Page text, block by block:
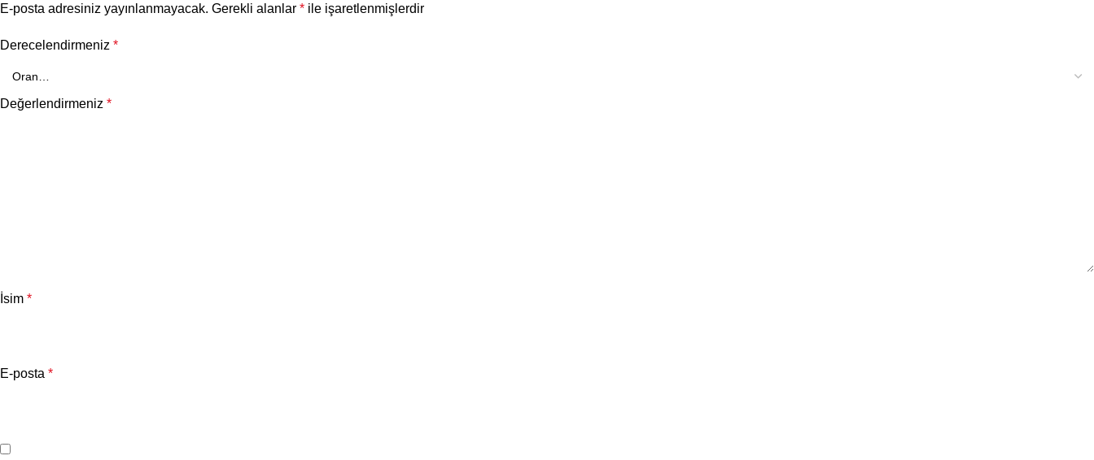
E-posta adresiniz yayınlanmayacak. Gerekli alanlar * ile işaretlenmişlerdir
Derecelendirmeniz *
Değerlendirmeniz *
İsim *
E-posta *